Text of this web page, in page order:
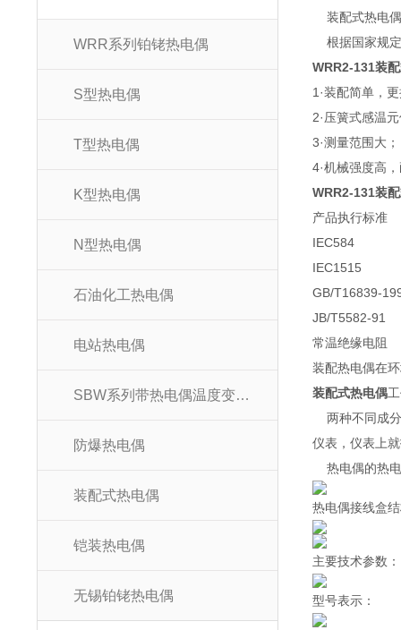
WRR系列铂铑热电偶
S型热电偶
T型热电偶
K型热电偶
N型热电偶
石油化工热电偶
电站热电偶
SBW系列带热电偶温度变送器
防爆热电偶
装配式热电偶
铠装热电偶
无锡铂铑热电偶
装配式热电偶
根据国家规定
WRR2-131装
1·装配简单，
2·压簧式感温
3·测量范围大；
4·机械强度高
WRR2-131装
产品执行标准
IEC584
IEC1515
GB/T16839-
JB/T5582-91
常温绝缘电阻
装配热电偶在
装配式热电偶
两种不同成分
仪表，仪表上
热电偶的热电
热电偶接线盒
主要技术参数：
型号表示：